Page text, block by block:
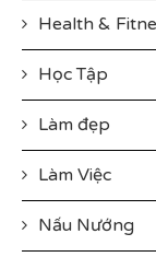
Health &
Học Tập
Làm đẹp
Làm Việc
Nấu Nướng